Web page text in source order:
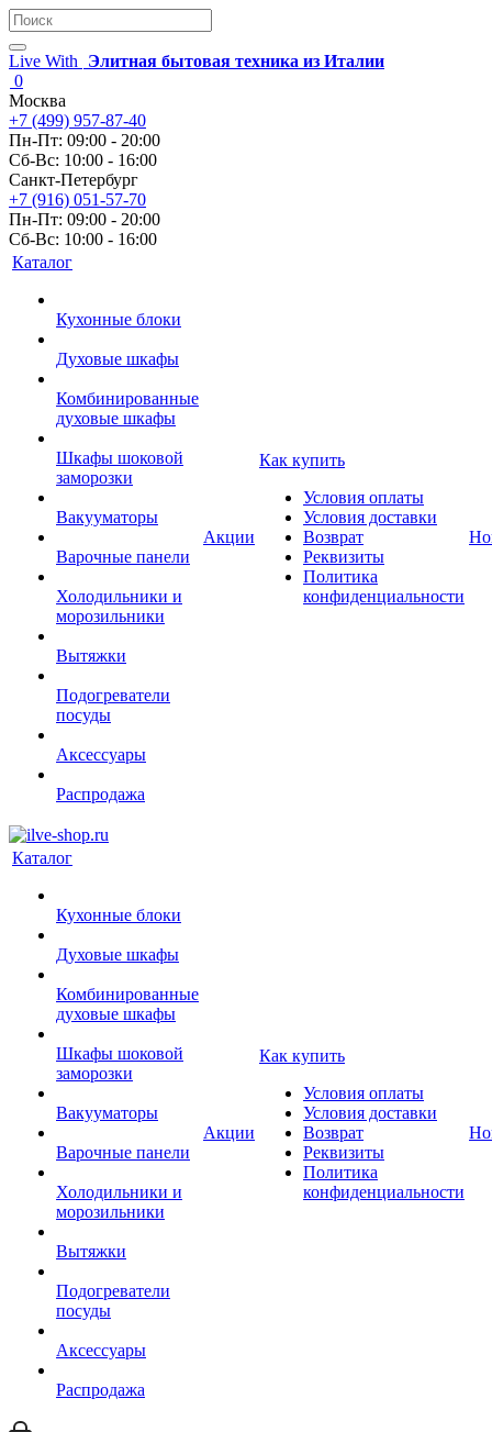
Live With
Элитная бытовая техника из Италии
0
Москва
+7 (499) 957-87-40
Пн-Пт: 09:00 - 20:00
Сб-Вс: 10:00 - 16:00
Санкт-Петербург
+7 (916) 051-57-70
Пн-Пт: 09:00 - 20:00
Сб-Вс: 10:00 - 16:00
Каталог
Кухонные блоки
Духовые шкафы
Комбинированные
духовые шкафы
Шкафы шоковой
заморозки
Вакууматоры
Варочные панели
Холодильники и
морозильники
Вытяжки
Подогреватели
посуды
Аксессуары
Распродажа
Акции
Как купить
Условия оплаты
Условия доставки
Возврат
Реквизиты
Политика
конфиденциальности
Каталог
Кухонные блоки
Духовые шкафы
Комбинированные
духовые шкафы
Шкафы шоковой
заморозки
Вакууматоры
Варочные панели
Холодильники и
морозильники
Вытяжки
Подогреватели
посуды
Аксессуары
Распродажа
Акции
Как купить
Условия оплаты
Условия доставки
Возврат
Реквизиты
Политика
конфиденциальности